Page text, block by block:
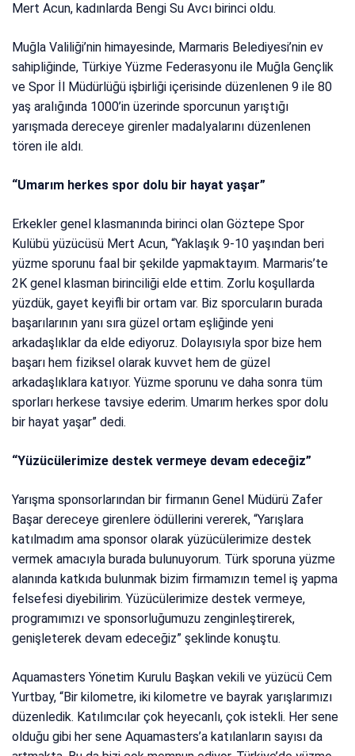
Mert Acun, kadınlarda Bengi Su Avcı birinci oldu.
Muğla Valiliği’nin himayesinde, Marmaris Belediyesi’nin ev
sahipliğinde, Türkiye Yüzme Federasyonu ile Muğla Gençlik
ve Spor İl Müdürlüğü işbirliği içerisinde düzenlenen 9 ile 80
yaş aralığında 1000’in üzerinde sporcunun yarıştığı
yarışmada dereceye girenler madalyalarını düzenlenen
tören ile aldı.
“Umarım herkes spor dolu bir hayat yaşar”
Erkekler genel klasmanında birinci olan Göztepe Spor
Kulübü yüzücüsü Mert Acun, “Yaklaşık 9-10 yaşından beri
yüzme sporunu faal bir şekilde yapmaktayım. Marmaris’te
2K genel klasman birinciliği elde ettim. Zorlu koşullarda
yüzdük, gayet keyifli bir ortam var. Biz sporcuların burada
başarılarının yanı sıra güzel ortam eşliğinde yeni
arkadaşlıklar da elde ediyoruz. Dolayısıyla spor bize hem
başarı hem fiziksel olarak kuvvet hem de güzel
arkadaşlıklara katıyor. Yüzme sporunu ve daha sonra tüm
sporları herkese tavsiye ederim. Umarım herkes spor dolu
bir hayat yaşar” dedi.
“Yüzücülerimize destek vermeye devam edeceğiz”
Yarışma sponsorlarından bir firmanın Genel Müdürü Zafer
Başar dereceye girenlere ödüllerini vererek, “Yarışlara
katılmadım ama sponsor olarak yüzücülerimize destek
vermek amacıyla burada bulunuyorum. Türk sporuna yüzme
alanında katkıda bulunmak bizim firmamızın temel iş yapma
felsefesi diyebilirim. Yüzücülerimize destek vermeye,
programımızı ve sponsorluğumuzu zenginleştirerek,
genişleterek devam edeceğiz” şeklinde konuştu.
Aquamasters Yönetim Kurulu Başkan vekili ve yüzücü Cem
Yurtbay, “Bir kilometre, iki kilometre ve bayrak yarışlarımızı
düzenledik. Katılımcılar çok heyecanlı, çok istekli. Her sene
olduğu gibi her sene Aquamasters’a katılanların sayısı da